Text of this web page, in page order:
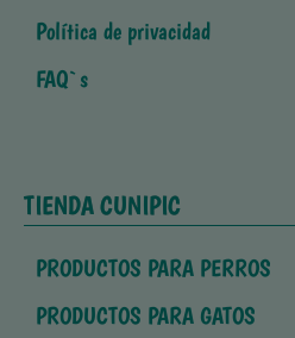
Política de privacidad
FAQ`s
TIENDA CUNIPIC
PRODUCTOS PARA PERROS
PRODUCTOS PARA GATOS